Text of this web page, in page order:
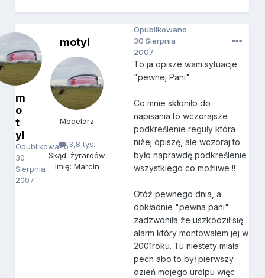
m
o
t
yl
Opublikowano
30
Sierpnia
2007
motyl
Modelarz
3,8 tys.
Skąd: żyrardów
Imię: Marcin
Opublikowano
30 Sierpnia
2007
To ja opisze wam sytuacje
"pewnej Pani"
Co mnie skłoniło do
napisania to wczorajsze
podkreślenie reguły która
niżej opiszę, ale wczoraj to
było naprawdę podkreślenie
wszystkiego co możliwe !!
Otóż pewnego dnia, a
dokładnie "pewna pani"
zadzwoniła że uszkodził się
alarm który montowałem jej w
2001roku. Tu niestety miała
pech abo to był pierwszy
dzień mojego urolpu więc